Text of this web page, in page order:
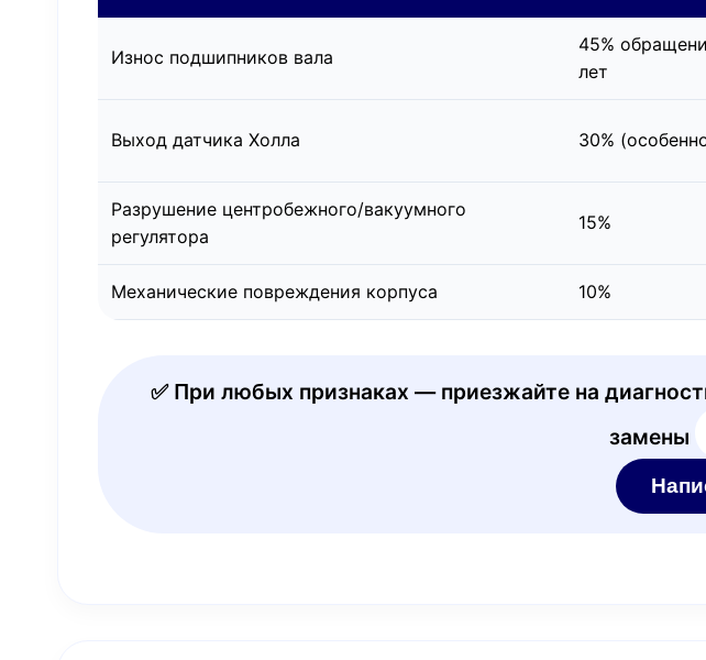
Износ подшипников вала
45%
лет
Выход датчика Холла 30%
Разрушение центробежного/вакуумного
регулятора
15%
Механические повреждения корпуса 10%
✅ При любых признаках — приезжайте на
замены